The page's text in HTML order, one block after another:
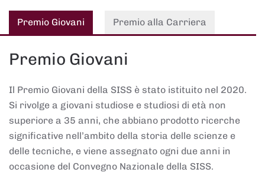
Premio Giovani Premio alla Carriera
Premio Giovani
Il Premio Giovani della SISS è stato istituito nel 2020.
Si rivolge a giovani studiose e studiosi di età non
superiore a 35 anni, che abbiano prodotto ricerche
significative nell’ambito della storia delle scienze e
delle tecniche, e viene assegnato ogni due anni in
occasione del Convegno Nazionale della SISS.